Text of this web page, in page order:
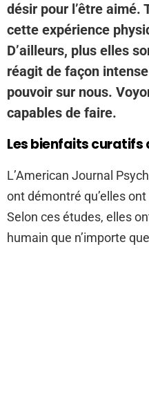
désir pour l’être aimé.
cette expérience
D’ailleurs, plus elles
réagit de façon
pouvoir sur nous.
capables de faire.
Les bienfaits curatifs
L’American Journal
ont démontré qu’elles
Selon ces études, elles
humain que n’importe